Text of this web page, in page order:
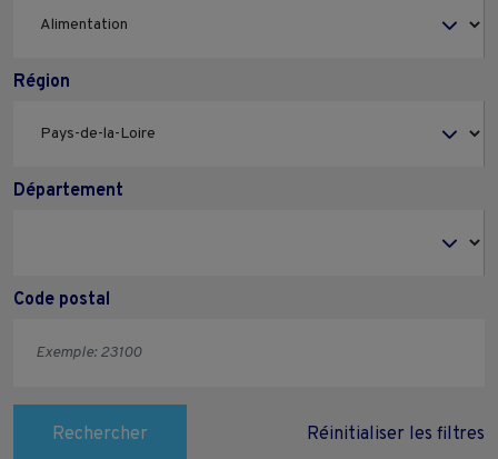
Région
Département
Code postal
Rechercher Réinitialiser les filtres